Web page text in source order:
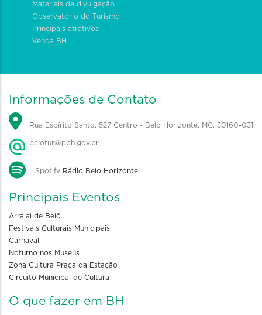
Materiais de divulgação
Observatório do Turismo
Principais atrativos
Venda BH
Informações de Contato
Rua Espírito Santo, 527 Centro - Belo Horizonte, MG, 30160-031
belotur@pbh.gov.br
Spotify Rádio Belo Horizonte
Principais Eventos
Arraial de Belô
Festivais Culturais Municipais
Carnaval
Noturno nos Museus
Zona Cultura Praça da Estação
Circuito Municipal de Cultura
O que fazer em BH